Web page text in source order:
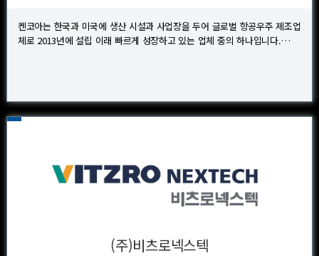
켄코아는 한국과 미국에 생산 시설과 사업장을 두어 글로벌 항공우주 제조업
체로 2013년에 설립 이래 빠르게 성장하고 있는 업체 중의 하나입니다.…
(주)비츠로넥스텍